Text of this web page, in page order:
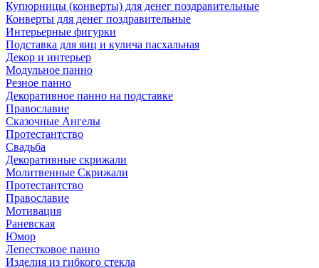
Купюрницы (конверты) для денег поздравительные
Конверты для денег поздравительные
Интерьерные фигурки
Подставка для яиц и кулича пасхальная
Декор и интерьер
Модульное панно
Резное панно
Декоративное панно на подставке
Православие
Сказочные Ангелы
Протестантство
Свадьба
Декоративные скрижали
Молитвенные Скрижали
Протестантство
Православие
Мотивация
Раневская
Юмор
Лепестковое панно
Изделия из гибкого стекла